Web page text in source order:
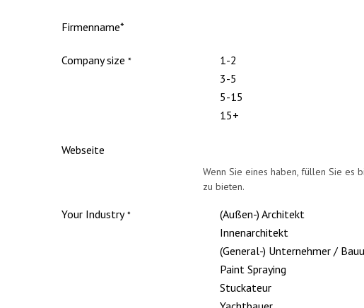
Firmenname*
Company size *
1-2
3-5
5-15
15+
Webseite
Wenn Sie eines haben, füllen Sie es
zu bieten.
Your Industry*
(Außen-) Architekt
Innenarchitekt
(General-) Unternehmer /
Paint Spraying
Stuckateur